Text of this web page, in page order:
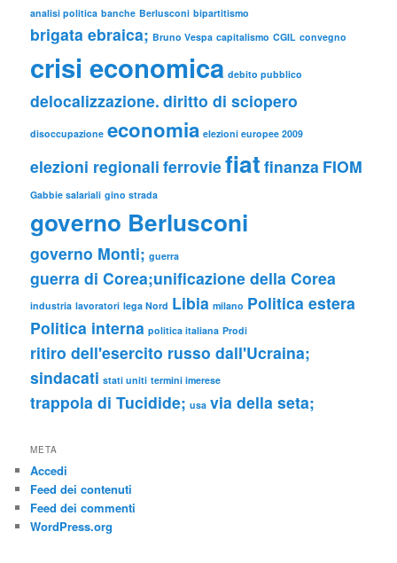
analisi politica banche Berlusconi bipartitismo
brigata ebraica; Bruno Vespa capitalismo CGIL convegno
crisi economica debito pubblico
delocalizzazione. diritto di sciopero
disoccupazione economia elezioni europee 2009
elezioni regionali ferroviefiat finanza FIOM
Gabbie salariali gino strada
governo Berlusconi
governo Monti; guerra
guerra di Corea;unificazione della Corea
industria lavoratori lega Nord Libia milano Politica estera
Politica interna politica italiana Prodi
ritiro dell'esercito russo dall'Ucraina;
sindacati stati uniti termini imerese
trappola di Tucidide; usa via della seta;
META
Accedi
Feed dei contenuti
Feed dei commenti
WordPress.org